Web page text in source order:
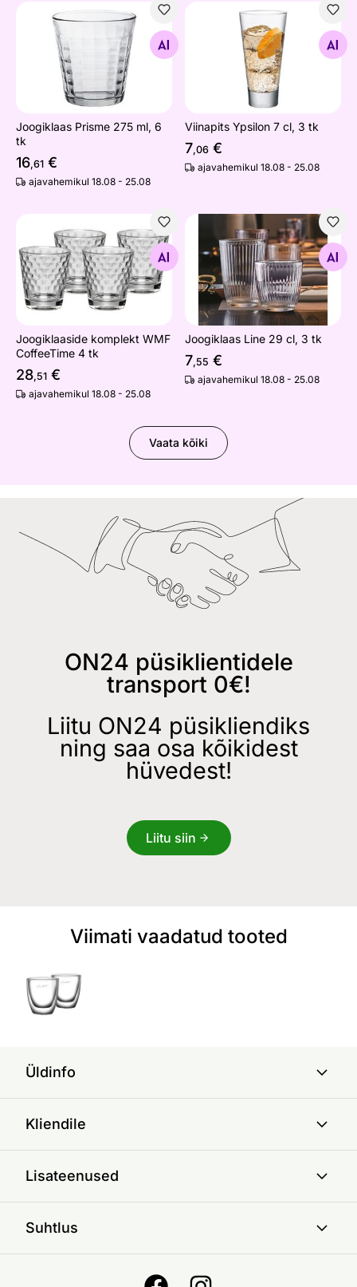
Joogiklaas Prisme 275 ml, 6 tk
Otsi sarnaseid
Joogiklaas Prisme 275 ml, 6
tk
16,61 €
ajavahemikul 18.08 - 25.08
Viinapits Ypsilon 7 cl, 3 tk
Otsi sarnaseid
Viinapits Ypsilon 7 cl, 3 tk
7,06 €
ajavahemikul 18.08 - 25.08
Joogiklaaside komplekt WMF CoffeeTime 4 tk
Otsi sarnaseid
Joogiklaaside komplekt WMF
CoffeeTime 4 tk
28,51 €
ajavahemikul 18.08 - 25.08
Joogiklaas Line 29 cl, 3 tk
Otsi sarnaseid
Joogiklaas Line 29 cl, 3 tk
7,55 €
ajavahemikul 18.08 - 25.08
Vaata kõiki
ON24 püsiklientidele
transport 0€!
Liitu ON24 püsikliendiks
ning saa osa kõikidest
hüvedest!
Liitu siin
Viimati vaadatud tooted
Üldinfo
Kliendile
Lisateenused
Suhtlus